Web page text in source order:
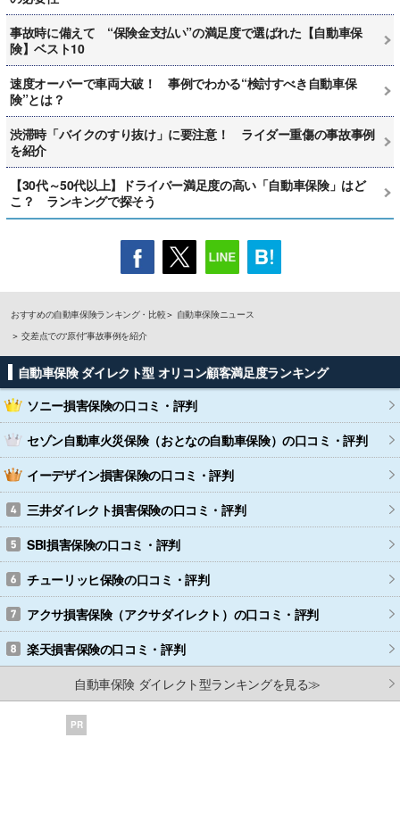
事故時に備えて “保険金支払い”の満足度で選ばれた【自動車保
険】ベスト10
速度オーバーで車両大破！ 事例でわかる“検討すべき自動車保
険”とは？
渋滞時「バイクのすり抜け」に要注意！ ライダー重傷の事故事例
を紹介
【30代～50代以上】ドライバー満足度の高い「自動車保険」はど
こ？ ランキングで探そう
おすすめの自動車保険ランキング・比較
自動車保険ニュース
交差点での“原付”事故事例を紹介
自動車保険 ダイレクト型 オリコン顧客満足度ランキング
ソニー損害保険の口コミ・評判
セゾン自動車火災保険（おとなの自動車保険）の口コミ・評判
イーデザイン損害保険の口コミ・評判
三井ダイレクト損害保険の口コミ・評判
SBI損害保険の口コミ・評判
チューリッヒ保険の口コミ・評判
アクサ損害保険（アクサダイレクト） の口コミ・評判
楽天損害保険の口コミ・評判
自動車保険 ダイレクト型ランキングを見る≫
PR